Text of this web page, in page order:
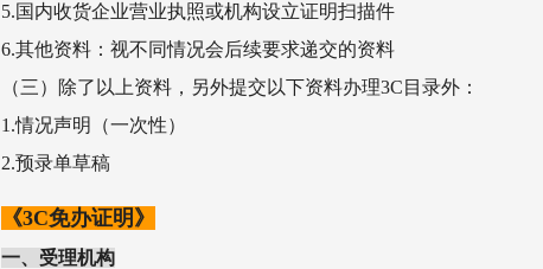
5.国内收货企业营业执照或机构设立证明扫描件
6.其他资料：视不同情况会后续要求递交的资料
（三）除了以上资料，另外提交以下资料办理3C目录外：
1.情况声明（一次性）
2.预录单草稿
《3C免办证明》
一、受理机构